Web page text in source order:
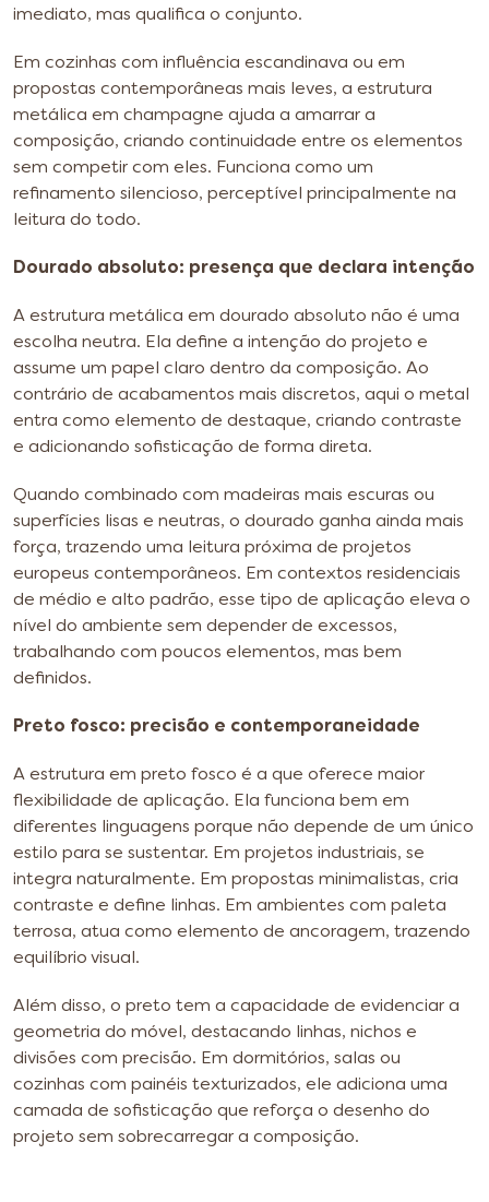
imediato, mas qualifica o conjunto.
Em cozinhas com influência escandinava ou em
propostas contemporâneas mais leves, a estrutura
metálica em champagne ajuda a amarrar a
composição, criando continuidade entre os elementos
sem competir com eles. Funciona como um
refinamento silencioso, perceptível principalmente na
leitura do todo.
Dourado absoluto: presença que declara intenção
A estrutura metálica em dourado absoluto não é uma
escolha neutra. Ela define a intenção do projeto e
assume um papel claro dentro da composição. Ao
contrário de acabamentos mais discretos, aqui o metal
entra como elemento de destaque, criando contraste
e adicionando sofisticação de forma direta.
Quando combinado com madeiras mais escuras ou
superfícies lisas e neutras, o dourado ganha ainda mais
força, trazendo uma leitura próxima de projetos
europeus contemporâneos. Em contextos residenciais
de médio e alto padrão, esse tipo de aplicação eleva o
nível do ambiente sem depender de excessos,
trabalhando com poucos elementos, mas bem
definidos.
Preto fosco: precisão e contemporaneidade
A estrutura em preto fosco é a que oferece maior
flexibilidade de aplicação. Ela funciona bem em
diferentes linguagens porque não depende de um único
estilo para se sustentar. Em projetos industriais, se
integra naturalmente. Em propostas minimalistas, cria
contraste e define linhas. Em ambientes com paleta
terrosa, atua como elemento de ancoragem, trazendo
equilíbrio visual.
Além disso, o preto tem a capacidade de evidenciar a
geometria do móvel, destacando linhas, nichos e
divisões com precisão. Em dormitórios, salas ou
cozinhas com painéis texturizados, ele adiciona uma
camada de sofisticação que reforça o desenho do
projeto sem sobrecarregar a composição.